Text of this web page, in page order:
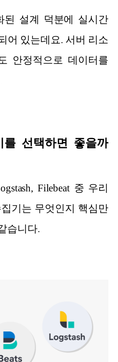
된 설계 덕분에 실시간
어 있는데요. 서버 리소
안정적으로 데이터를
를 선택하면 좋을까
Filebeat 중 우리
기는 무엇인지 핵심만
습니다.